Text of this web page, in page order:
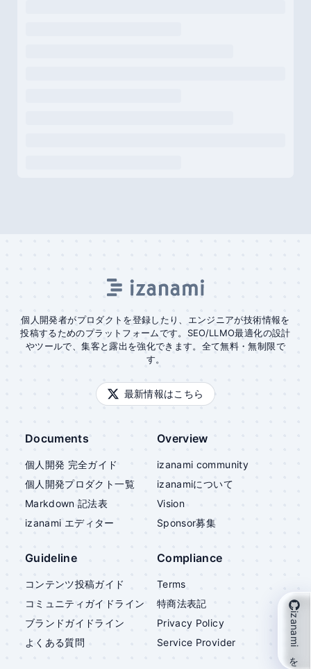
個人開発者がプロダクトを登録したり、エンジニアが技術情報を
投稿するためのプラットフォームです。SEO/LLMO最適化の設計
やツールで、集客と露出を強化できます。全て無料・無制限で
す。
最新情報はこちら
Documents
個人開発 完全ガイド
個人開発プロダクト一覧
Markdown 記法表
izanami エディター
Overview
izanami community
izanamiについて
Vision
Sponsor募集
Guideline
コンテンツ投稿ガイド
コミュニティガイドライン
ブランドガイドライン
よくある質問
Compliance
Terms
特商法表記
Privacy Policy
Service Provider
izanami を支援